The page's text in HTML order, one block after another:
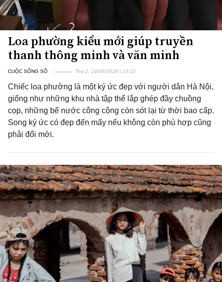
Loa phường kiểu mới giúp truyền
thanh thông minh và văn minh
CUỘC SỐNG SỐ Thứ 2, 24/09/2018 | 13:12
Chiếc loa phường là một ký ức đẹp với người dân Hà Nội,
giống như những khu nhà tập thể lắp ghép đầy chuồng
cọp, những bể nước công cộng còn sót lại từ thời bao cấp.
Song ký ức có đẹp đến mấy nếu không còn phù hợp cũng
phải đổi mới.